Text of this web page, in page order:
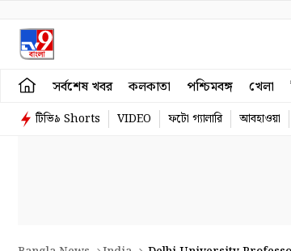
সর্বশেষ খবর কলকাতা পশ্চিমবঙ্গ খেলা
টিভি৯ Shorts VIDEO ফটো গ্যালারি আবহাওয়া